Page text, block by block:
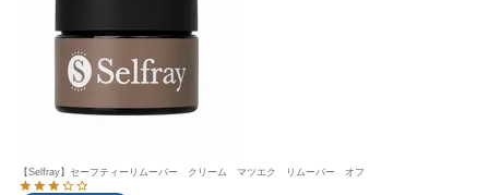
【Selfray】セーフティーリムーバー クリーム マツエク リムーバー オフ